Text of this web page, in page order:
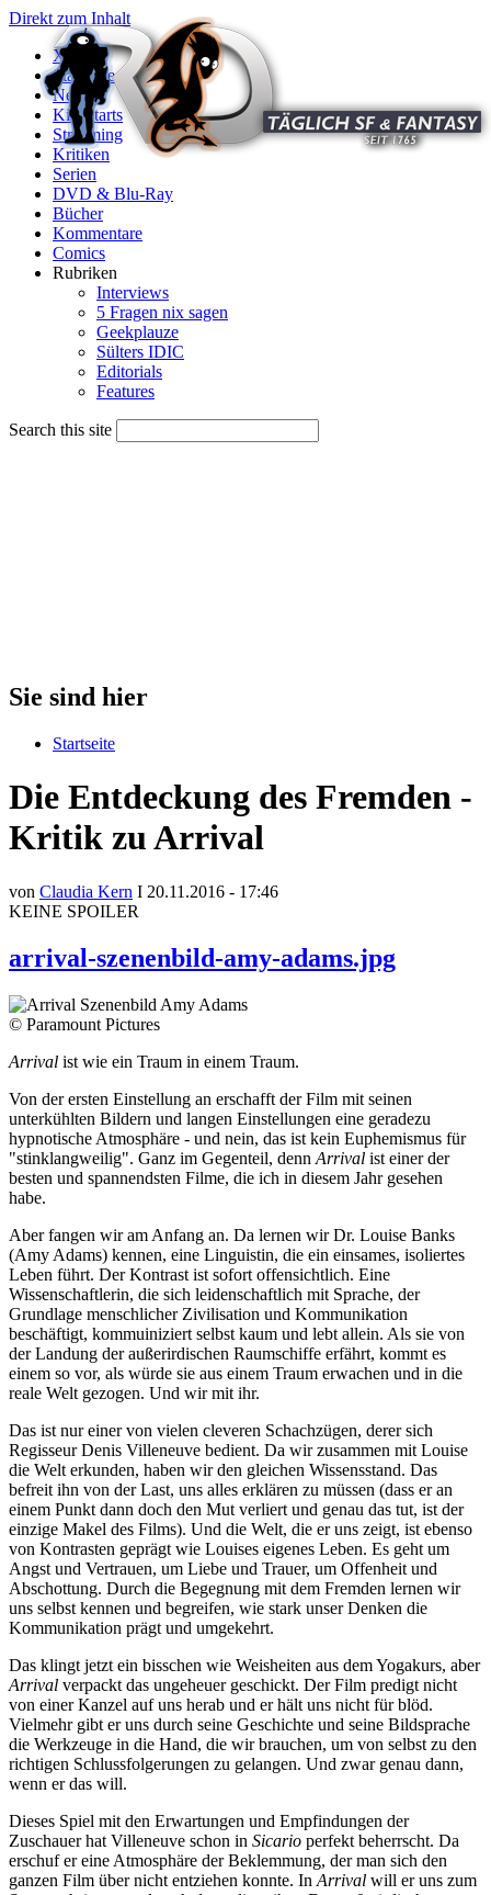
Direkt zum Inhalt
X
Startseite
News
Kinostarts
Streaming
Kritiken
Serien
DVD & Blu-Ray
Bücher
Kommentare
Comics
Rubriken
Interviews
5 Fragen nix sagen
Geekplauze
Sülters IDIC
Editorials
Features
Search this site
Sie sind hier
Startseite
Die Entdeckung des Fremden -
Kritik zu Arrival
von Claudia Kern I 20.11.2016 - 17:46
KEINE SPOILER
arrival-szenenbild-amy-adams.jpg
© Paramount Pictures
Arrival ist wie ein Traum in einem Traum.
Von der ersten Einstellung an erschafft der Film mit seinen
unterkühlten Bildern und langen Einstellungen eine geradezu
hypnotische Atmosphäre - und nein, das ist kein Euphemismus für
"stinklangweilig". Ganz im Gegenteil, denn Arrival ist einer der
besten und spannendsten Filme, die ich in diesem Jahr gesehen
habe.
Aber fangen wir am Anfang an. Da lernen wir Dr. Louise Banks
(Amy Adams) kennen, eine Linguistin, die ein einsames, isoliertes
Leben führt. Der Kontrast ist sofort offensichtlich. Eine
Wissenschaftlerin, die sich leidenschaftlich mit Sprache, der
Grundlage menschlicher Zivilisation und Kommunikation
beschäftigt, kommuiniziert selbst kaum und lebt allein. Als sie von
der Landung der außerirdischen Raumschiffe erfährt, kommt es
einem so vor, als würde sie aus einem Traum erwachen und in die
reale Welt gezogen. Und wir mit ihr.
Das ist nur einer von vielen cleveren Schachzügen, derer sich
Regisseur Denis Villeneuve bedient. Da wir zusammen mit Louise
die Welt erkunden, haben wir den gleichen Wissensstand. Das
befreit ihn von der Last, uns alles erklären zu müssen (dass er an
einem Punkt dann doch den Mut verliert und genau das tut, ist der
einzige Makel des Films). Und die Welt, die er uns zeigt, ist ebenso
von Kontrasten geprägt wie Louises eigenes Leben. Es geht um
Angst und Vertrauen, um Liebe und Trauer, um Offenheit und
Abschottung. Durch die Begegnung mit dem Fremden lernen wir
uns selbst kennen und begreifen, wie stark unser Denken die
Kommunikation prägt und umgekehrt.
Das klingt jetzt ein bisschen wie Weisheiten aus dem Yogakurs, aber
Arrival verpackt das ungeheuer geschickt. Der Film predigt nicht
von einer Kanzel auf uns herab und er hält uns nicht für blöd.
Vielmehr gibt er uns durch seine Geschichte und seine Bildsprache
die Werkzeuge in die Hand, die wir brauchen, um von selbst zu den
richtigen Schlussfolgerungen zu gelangen. Und zwar genau dann,
wenn er das will.
Dieses Spiel mit den Erwartungen und Empfindungen der
Zuschauer hat Villeneuve schon in Sicario perfekt beherrscht. Da
erschuf er eine Atmosphäre der Beklemmung, der man sich den
ganzen Film über nicht entziehen konnte. In Arrival will er uns zum